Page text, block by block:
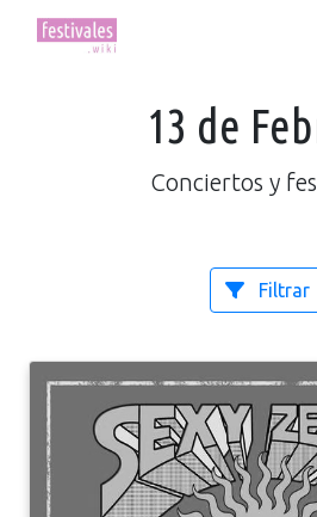
13 de
Conciertos y
Filtrar